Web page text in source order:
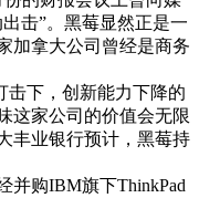
击”。黑莓显然正是一
加拿大公司曾经是商务
击下，创新能力下降的
这家公司的价值会无限
丰业银行预计，黑莓持
并购IBM旗下ThinkPad